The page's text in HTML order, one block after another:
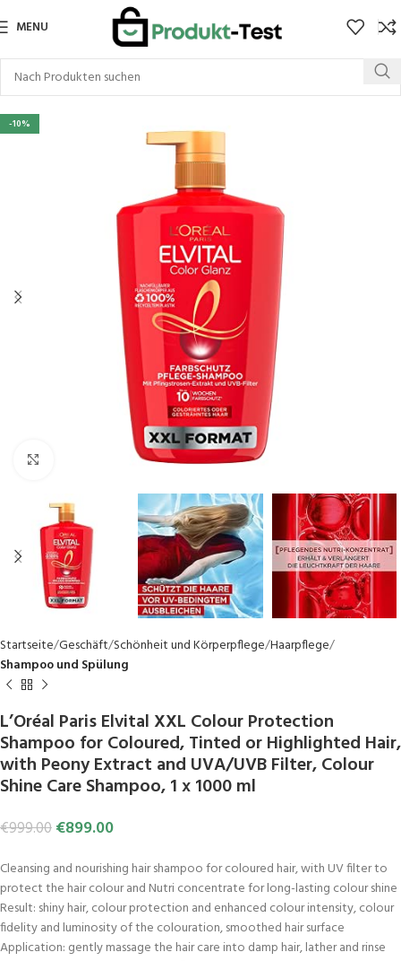
MENU
-10%
Startseite Geschäft Schönheit und Körperpflege Haarpflege
Shampoo und Spülung
L’Oréal Paris Elvital XXL Colour Protection
Shampoo for Coloured, Tinted or Highlighted Hair,
with Peony Extract and UVA/UVB Filter, Colour
Shine Care Shampoo, 1 x 1000 ml
€999.00€899.00
Cleansing and nourishing hair shampoo for coloured hair, with UV filter to
protect the hair colour and Nutri concentrate for long-lasting colour shine
Result: shiny hair, colour protection and enhanced colour intensity, colour
fidelity and luminosity of the colouration, smoothed hair surface
Application: gently massage the hair care into damp hair, lather and rinse